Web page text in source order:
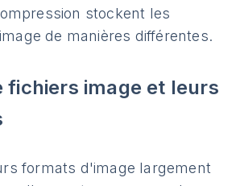
stockent les
de manières différentes.
fichiers image et leurs
formats d'image largement